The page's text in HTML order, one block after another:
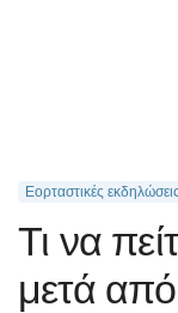
Εορταστικές εκδηλώσεις
Τι να
μετά